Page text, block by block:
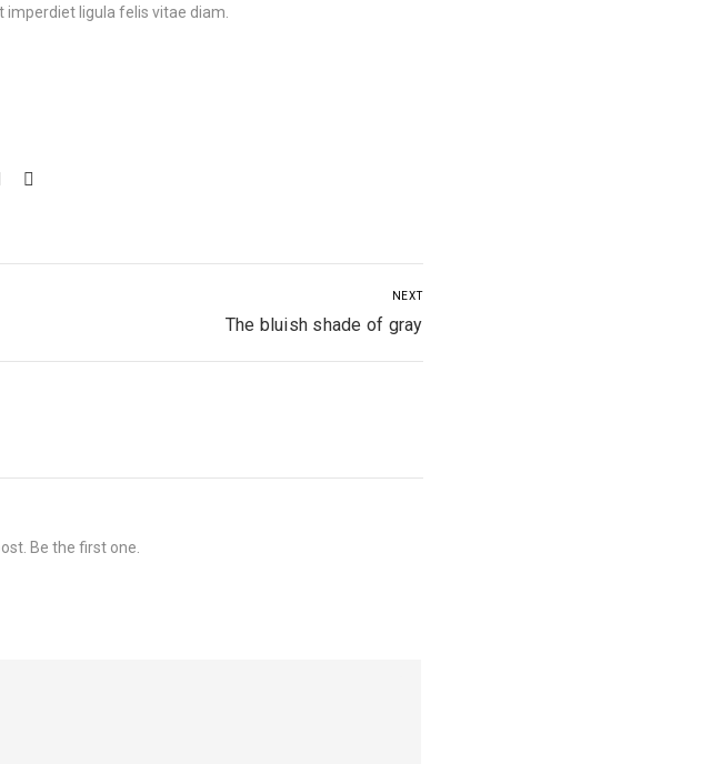
ligula felis vitae diam.
NEXT
The bluish shade of gray
Be the first one.